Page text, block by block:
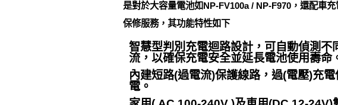
是對於大容量電池如NP-FV100a / NP-F970，還配車
保修服務，其功能特性如下
智慧型判別充電迴路設計，可自動偵測
流，以確保充電安全並延長電池使用壽命
內建短路(過電流)保護線路，過(電壓)充
電。